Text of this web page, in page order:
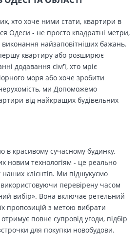
хто хоче ними стати, квартири в
Одеси - не просто квадратні метри,
виконання найзаповітніших бажань.
квартиру або розширює
додавання сім'ї, хто мріє
моря або хоче зробити
ми Допоможемо
від найкращих будівельних
в красивому сучасному будинку,
новим технологіям - це реально
наших клієнтів. Ми підшукуємо
перевірену часом
вибір». Вона включає ретельний
їх пропозицій з метою вибрати
повне супровід угоди, підбір
для покупки новобудови.